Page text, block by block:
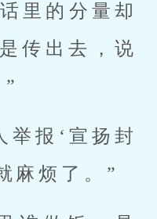
里的分量却
传出去，说
举报‘宣扬封
麻烦了。”